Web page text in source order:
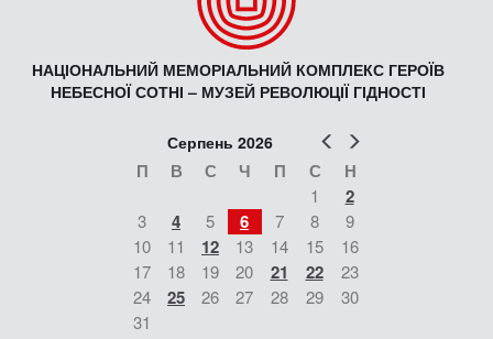
НАЦІОНАЛЬНИЙ МЕМОРІАЛЬНИЙ КОМПЛЕКС ГЕРОЇВ
НЕБЕСНОЇ СОТНІ – МУЗЕЙ РЕВОЛЮЦІЇ ГІДНОСТІ
Попер
Серпень 2026
П В С Ч П С Н
1 2
3 4 5 6 7 8
9
10
11 12 13 14 15
16
17
18 19 20 21 22
23
24
25 26 27 28 29
30
31